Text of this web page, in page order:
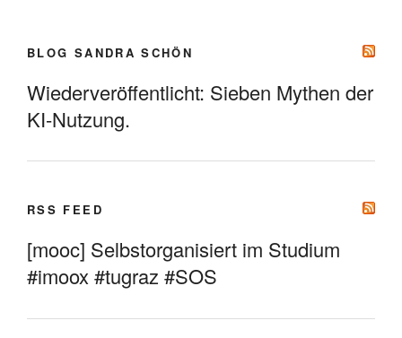
BLOG SANDRA SCHÖN
Wiederveröffentlicht: Sieben Mythen der
KI-Nutzung.
RSS FEED
[mooc] Selbstorganisiert im Studium
#imoox #tugraz #SOS